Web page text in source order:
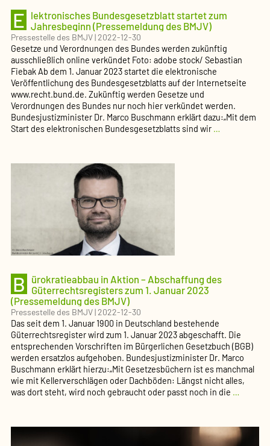
E lektronisches Bundesgesetzblatt startet zum
Jahresbeginn (Pressemeldung des BMJV)
Pressestelle des BMJV|2022-12-30
Gesetze und Verordnungen des Bundes werden zukünftig
ausschließlich online verkündet Foto: adobe stock/ Sebastian
Fiebak Ab dem 1. Januar 2023 startet die elektronische
Veröffentlichung des Bundesgesetzblatts auf der Internetseite
www.recht.bund.de. Zukünftig werden Gesetze und
Verordnungen des Bundes nur noch hier verkündet werden.
Bundesjustizminister Dr. Marco Buschmann erklärt dazu:„Mit dem
Start des elektronischen Bundesgesetzblatts sind wir …
B
ürokratieabbau in Aktion – Abschaffung des
Güterrechtsregisters zum 1. Januar 2023
(Pressemeldung des BMJV)
Pressestelle des BMJV|2022-12-30
Das seit dem 1. Januar 1900 in Deutschland bestehende
Güterrechtsregister wird zum 1. Januar 2023 abgeschafft. Die
entsprechenden Vorschriften im Bürgerlichen Gesetzbuch (BGB)
werden ersatzlos aufgehoben. Bundesjustizminister Dr. Marco
Buschmann erklärt hierzu:„Mit Gesetzesbüchern ist es manchmal
wie mit Kellerverschlägen oder Dachböden: Längst nicht alles,
was dort steht, wird noch gebraucht oder passt noch in die …
–